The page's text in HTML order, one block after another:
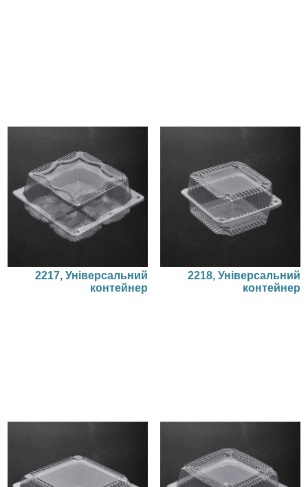
2217, Універсальний
контейнер
2218, Універсальний
контейнер